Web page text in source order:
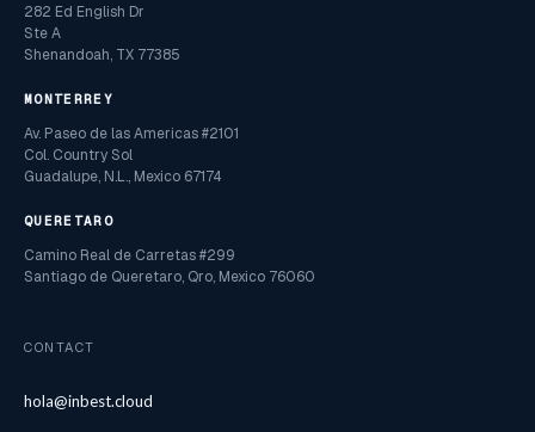
282 Ed English Dr
Ste A
Shenandoah, TX 77385
MONTERREY
Av. Paseo de las Americas #2101
Col. Country Sol
Guadalupe, N.L., Mexico 67174
QUERETARO
Camino Real de Carretas #299
Santiago de Queretaro, Qro, Mexico 76060
CONTACT
hola@inbest.cloud